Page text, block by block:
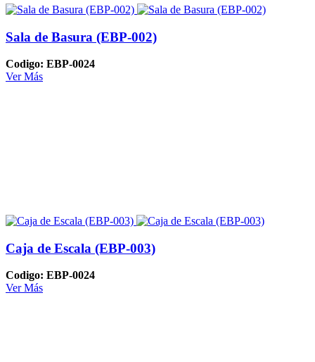
Sala de Basura (EBP-002)
Codigo: EBP-0024
Ver Más
Caja de Escala (EBP-003)
Codigo: EBP-0024
Ver Más